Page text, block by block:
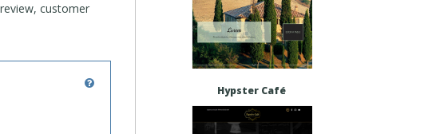
customer
Hypster Café